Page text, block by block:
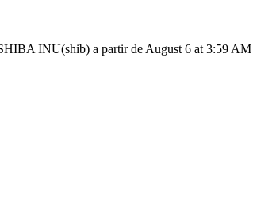
INU(shib) a partir de August 6 at 3:59 AM